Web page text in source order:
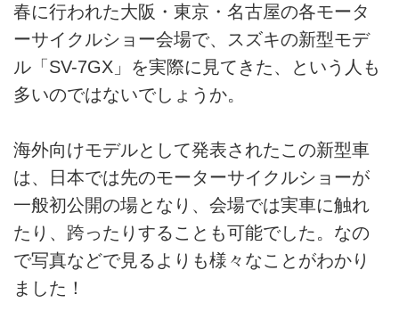
春に行われた大阪・東京・名古屋の各モータ
ーサイクルショー会場で、スズキの新型モデ
ル「SV-7GX」を実際に見てきた、という人も
多いのではないでしょうか。
海外向けモデルとして発表されたこの新型車
は、日本では先のモーターサイクルショーが
一般初公開の場となり、会場では実車に触れ
たり、跨ったりすることも可能でした。なの
で写真などで見るよりも様々なことがわかり
ました！